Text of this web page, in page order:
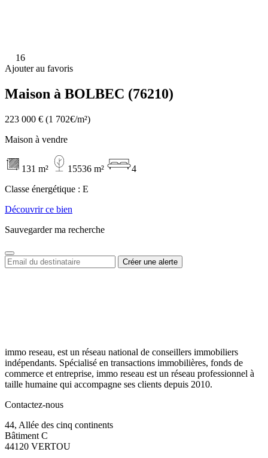
16
Ajouter au favoris
Maison à BOLBEC (76210)
223 000 € (1 702€/m²)
Maison à vendre
131 m² 15536 m²
4
Classe énergétique : E
Découvrir ce bien
Sauvegarder ma recherche
immo reseau, est un réseau national de conseillers immobiliers
indépendants. Spécialisé en transactions immobilières, fonds de
commerce et entreprise, immo reseau est un réseau professionnel à
taille humaine qui accompagne ses clients depuis 2010.
Contactez-nous
44, Allée des cinq continents
Bâtiment C
44120 VERTOU